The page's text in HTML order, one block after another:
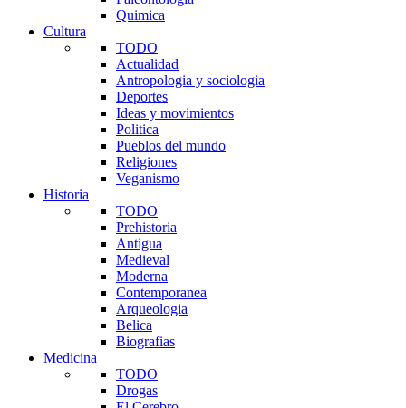
Quimica
Cultura
TODO
Actualidad
Antropologia y sociologia
Deportes
Ideas y movimientos
Politica
Pueblos del mundo
Religiones
Veganismo
Historia
TODO
Prehistoria
Antigua
Medieval
Moderna
Contemporanea
Arqueologia
Belica
Biografias
Medicina
TODO
Drogas